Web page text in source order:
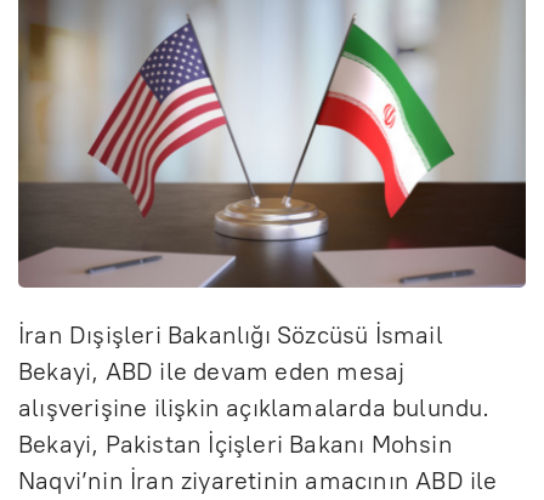
İran Dışişleri Bakanlığı Sözcüsü İsmail
Bekayi, ABD ile devam eden mesaj
alışverişine ilişkin açıklamalarda bulundu.
Bekayi, Pakistan İçişleri Bakanı Mohsin
Naqvi’nin İran ziyaretinin amacının ABD ile